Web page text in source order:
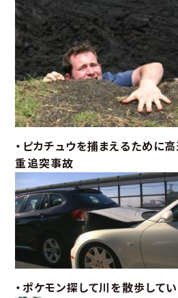
・ピカチュウを捕まえるために
重追突事故
・ポケモン探して川を散歩して